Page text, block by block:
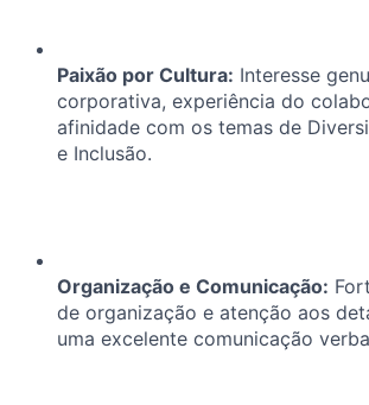
Paixão por Cultura: Interesse
corporativa, experiência do
afinidade com os temas de
e Inclusão.
Organização e Comunicação:
de organização e atenção aos
uma excelente comunicação